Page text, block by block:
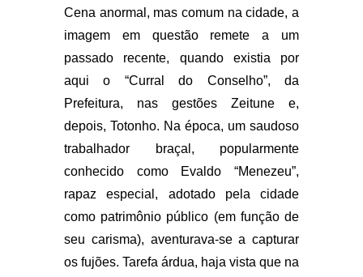
Cena anormal, mas comum na cidade, a
imagem em questão remete a um
passado recente, quando existia por
aqui o “Curral do Conselho”, da
Prefeitura, nas gestões Zeitune e,
depois, Totonho. Na época, um saudoso
trabalhador braçal, popularmente
conhecido como Evaldo “Menezeu”,
rapaz especial, adotado pela cidade
como patrimônio público (em função de
seu carisma), aventurava-se a capturar
os fujões. Tarefa árdua, haja vista que na